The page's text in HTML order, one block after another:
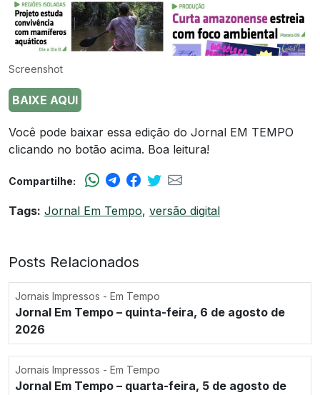
Screenshot
BAIXE AQUI
Você pode baixar essa edição do Jornal EM TEMPO
clicando no botão acima. Boa leitura!
Compartilhe:
Tags: Jornal Em Tempo, versão digital
Posts Relacionados
Jornais Impressos - Em Tempo
Jornal Em Tempo – quinta-feira, 6 de agosto de
2026
Jornais Impressos - Em Tempo
Jornal Em Tempo – quarta-feira, 5 de agosto de